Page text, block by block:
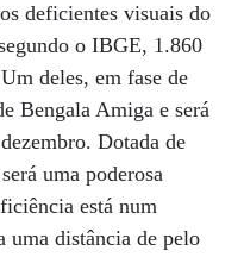
deficientes visuais do
o IBGE, 1.860
deles, em fase de
Bengala Amiga e será
Dotada de
uma poderosa
está num
uma distância de pelo